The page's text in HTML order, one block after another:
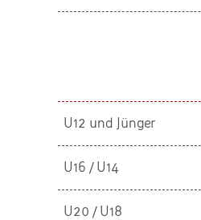
U12 und Jünger
U16 / U14
U20 / U18